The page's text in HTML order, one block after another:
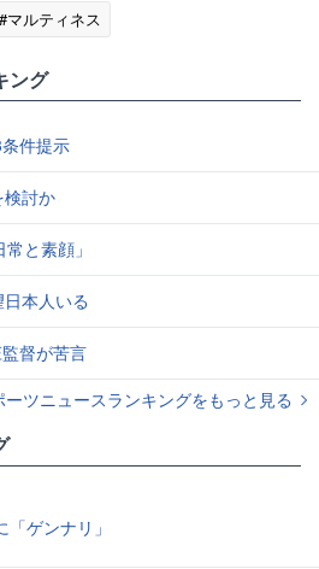
#マルティネス
ング
件提示
討か
と素顔」
本人いる
督が苦言
ーツニュースランキングをもっと見る
ゲンナリ」